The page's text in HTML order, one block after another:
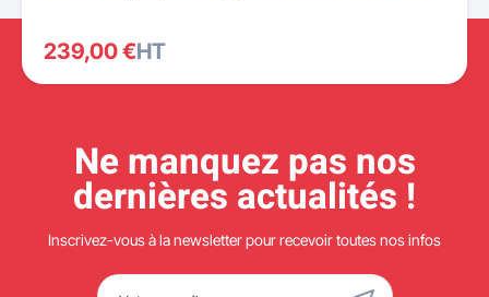
239,00 €HT
Ne manquez pas nos
dernières actualités !
Inscrivez-vous à la newsletter pour recevoir toutes nos infos